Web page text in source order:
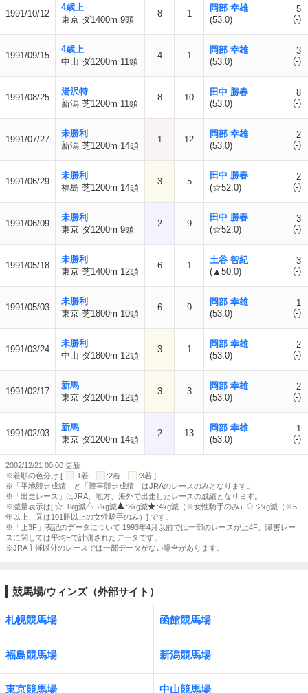
1991/10/12
4歳上
東京 ダ1400m 9頭
8 1
岡部 幸雄
(53.0)
5
(-)
1991/09/15
4歳上
中山 ダ1200m 11頭
4 1
岡部 幸雄
(53.0)
3
(-)
1991/08/25
湯沢特
新潟 芝1200m 11頭
8 10
田中 勝春
(53.0)
8
(-)
1991/07/27
未勝利
新潟 芝1200m 14頭
1 12
岡部 幸雄
(53.0)
2
(-)
1991/06/29
未勝利
福島 芝1200m 14頭
3 5
田中 勝春
(☆52.0)
2
(-)
1991/06/09
未勝利
東京 ダ1200m 9頭
2 9
田中 勝春
(☆52.0)
3
(-)
1991/05/18
未勝利
東京 芝1400m 12頭
6 1
土谷 智紀
(▲50.0)
3
(-)
1991/05/03
未勝利
東京 芝1800m 10頭
6 9
岡部 幸雄
(53.0)
1
(-)
1991/03/24
未勝利
中山 ダ1800m 12頭
3 1
岡部 幸雄
(53.0)
2
(-)
1991/02/17
新馬
東京 ダ1200m 12頭
3 3
岡部 幸雄
(53.0)
2
(-)
1991/02/03
新馬
東京 ダ1200m 14頭
2 13
岡部 幸雄
(53.0)
1
(-)
2002/12/21 00:00 更新
※着順の色分け [
:1着 :2着
:3着 ]
※「平地競走成績」と「障害競走成績」はJRAのレースのみとなります。
※「出走レース」はJRA、地方、海外で出走したレースの成績となります。
※減量表示は[
:1kg減 :2kg減 :3kg減 :4kg減（※女性騎手のみ）
:2kg減（※5
年以上、又は101勝以上の女性騎手のみ）] です。
※「上3F」表記のデータについて 1993年4月以前では一部のレースが上4F、障害レー
スに関しては平均Fで計測されたデータです。
※JRA主催以外のレースでは一部データがない場合があります。
競馬場/ウィンズ（外部サイト）
札幌競馬場 函館競馬場
福島競馬場 新潟競馬場
東京競馬場 中山競馬場